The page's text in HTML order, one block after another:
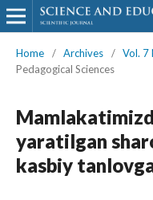
Home / Archives / Vol. 7
Pedagogical Sciences
yaratilgan
kasbiy